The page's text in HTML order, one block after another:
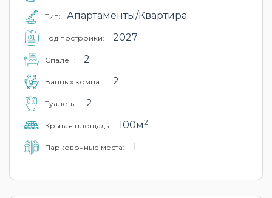
Тип: Апартаменты/Квартира
Год постройки: 2027
Cпален: 2
Ванных комнат: 2
Туалеты: 2
Крытая площадь: 100м2
Парковочные места: 1